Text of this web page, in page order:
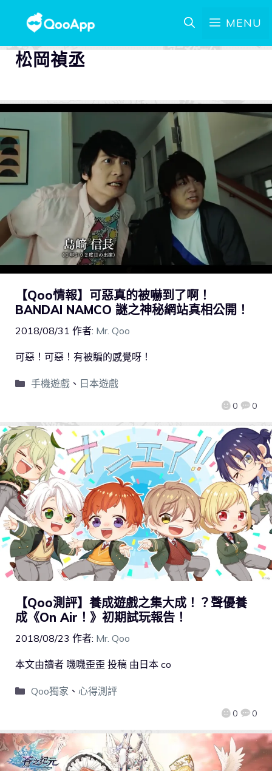
MENU
松岡禎丞
【Qoo情報】可惡真的被嚇到了啊！
BANDAI NAMCO 謎之神秘網站真相公開！
2018/08/31 作者: Mr. Qoo
0 0
可惡！可惡！有被騙的感覺呀！
手機遊戲、 日本遊戲
【Qoo測評】養成遊戲之集大成！？聲優養
成《On Air！》初期試玩報告！
2018/08/23 作者: Mr. Qoo
0 0
本文由讀者 嘰嘰歪歪 投稿 由日本 co
Qoo獨家 、 心得測評